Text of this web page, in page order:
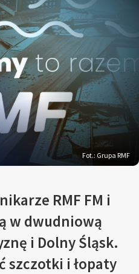
Fot.: Grupa RMF
RMF FM i
w dwudniową
i Dolny Śląsk.
szczotki i łopaty